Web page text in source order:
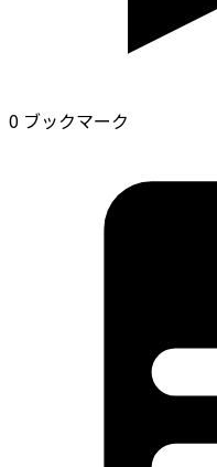
0 ブックマーク